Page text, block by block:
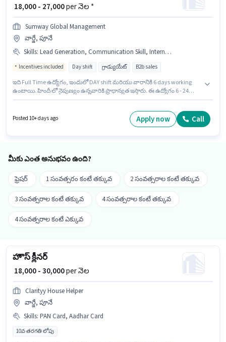
₹ 18,000 - 27,000per నెల *
Sumway Global Management
వార్జే, పూనే
Skills: Lead Generation, Communication Skill, Internet Connection, Aadhar Card, Wiring
Incentives included Day shift గ్రాడ్యుయేట్ B2b sales
ఇది Full Time ఉద్యోగం, ఇందులో DAY shift మరియు వారానికి 6 days working
ఉంటాయి. హిందీ లో నైపుణ్యం ఉన్నవారికి ప్రాధాన్యత ఇస్తారు. ఈ ఉద్యోగం 6 - 24
లు ఉద్యోగ స్థాయి మరియు కంపెనీ పాలసీలపై ఆధారపడి ఇప్పించబడతాయి. ఈ
ఉద్యోగానికి అభ్యర్థులు తప్పనిసరిగా గ్రాడ్యుయేట్ డిగ్రీ/సర్టిఫికెట్ కలిగి ఉండాలి. ఈ
Posted 10+ days ago Apply now Call
మీకు ఎంత అనుభవం ఉంది?
ఫ్రెషర్ 1 సంవత్సరం కంటే తక్కువ 2 సంవత్సరాల కంటే తక్కువ
3 సంవత్సరాల కంటే తక్కువ 4 సంవత్సరాల కంటే తక్కువ
4 సంవత్సరాల కంటే ఎక్కువ
హౌస్ క్లీనర్
₹ 18,000 - 30,000per నెల
Clarityy House Helper
వార్జే, పూనే
Skills: PAN Card, Aadhar Card
10వ తరగతి లోపు